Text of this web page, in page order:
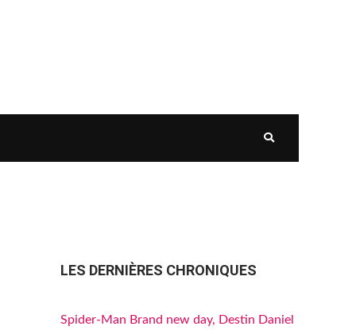
LES DERNIÈRES CHRONIQUES
Spider-Man Brand new day, Destin Daniel